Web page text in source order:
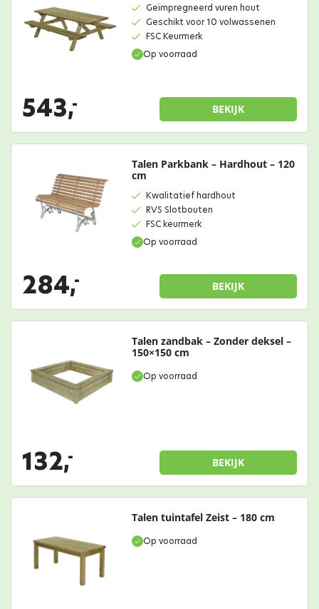
Op voorraad
Geïmpregneerd vuren hout
Geschikt voor 10 volwassenen
FSC Keurmerk
543,- BEKIJK
Op voorraad
Talen Parkbank – Hardhout – 120
cm
Kwalitatief hardhout
RVS Slotbouten
FSC keurmerk
284,- BEKIJK
Op voorraad
Talen zandbak – Zonder deksel –
150×150 cm
132,- BEKIJK
Op voorraad
Talen tuintafel Zeist – 180 cm